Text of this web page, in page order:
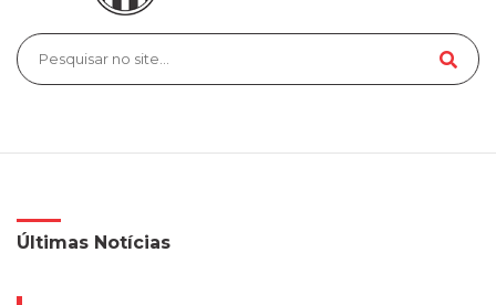
Últimas Notícias